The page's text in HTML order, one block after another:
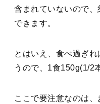
含まれていないので
できます。
とはいえ、食べ過ぎ
うので、1食150g(1/2
ここで要注意なのは